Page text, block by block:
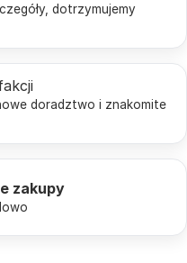
dotrzymujemy
doradztwo i znakomite
zakupy